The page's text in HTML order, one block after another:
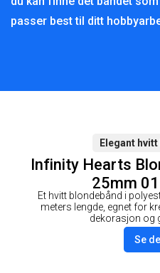
passer best til ditt
Elegant
Infinity Hearts
25mm
Et hvitt blondebånd i
meters lengde, egnet for
dekorasjon og
Se